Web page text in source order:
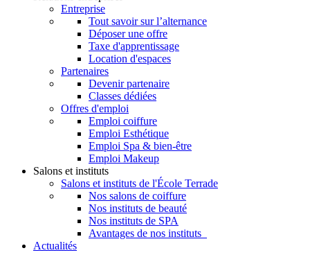
Entreprise
Tout savoir sur l’alternance
Déposer une offre
Taxe d'apprentissage
Location d'espaces
Partenaires
Devenir partenaire
Classes dédiées
Offres d'emploi
Emploi coiffure
Emploi Esthétique
Emploi Spa & bien-être
Emploi Makeup
Salons et instituts
Salons et instituts de l'École Terrade
Nos salons de coiffure
Nos instituts de beauté
Nos instituts de SPA
Avantages de nos instituts
Actualités